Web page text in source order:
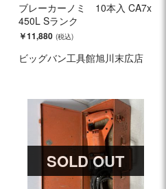
ブレーカーノミ 10本入 CA7x
450L Sランク
￥11,880
ビッグバン工具館旭川末広店
SOLD OUT